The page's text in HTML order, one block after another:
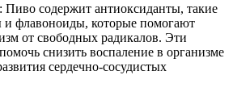
содержит антиоксиданты, такие
и флавоноиды, которые помогают
от свободных радикалов. Эти
снизить воспаление в организме
сердечно-сосудистых